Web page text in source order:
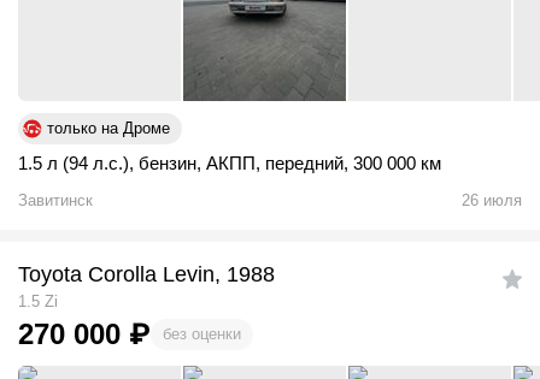
только на Дроме
1.5 л (94 л.с.), бензин, АКПП, передний, 300 000 км
Завитинск 26 июля
Toyota Corolla Levin, 1988
1.5 Zi
270 000 ₽ без оценки